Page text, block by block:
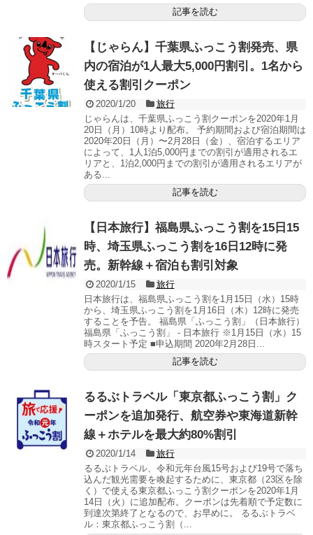
記事を読む
【じゃらん】千葉県ふっこう割発売、県
内の宿泊が1人最大5,000円割引。1名から
使える割引クーポン
2020/1/20
旅行
じゃらんは、千葉県ふっこう割クーポンを2020年1月
20日（月）10時より配布。 予約期間および宿泊期間は
2020年20日（月）〜2月28日（金）、宿泊するエリア
によって、1人1泊5,000円までの割引が適用されるエ
リアと、1泊2,000円までの割引が適用されるエリアが
ある...
記事を読む
【日本旅行】福島県ふっこう割を15日15
時、埼玉県ふっこう割を16日12時に発
売。新幹線＋宿泊も割引対象
2020/1/15
旅行
日本旅行は、福島県ふっこう割を1月15日（水）15時
から、埼玉県ふっこう割を1月16日（木）12時に発売
することを予告。 福島県「ふっこう割」（日本旅行）
福島県「ふっこう割」 - 日本旅行 ※1月15日（水）15
時スタート予定 ■申込期間 2020年2月28日...
記事を読む
るるぶトラベル「東京都ふっこう割」ク
ーポンを追加発行、航空券や東海道新幹
線＋ホテルを最大約80%割引
2020/1/14
旅行
るるぶトラベル、令和元年台風15号および19号で落ち
込んだ観光需要を喚起するために、東京都（23区を除
く）で使える東京都ふっこう割クーポンを2020年1月
14日（火）に追加配布。クーポンは先着順で予定数に
到達次第終了となるので、お早めに。 るるぶトラベ
ル：東京都ふっこう割（...